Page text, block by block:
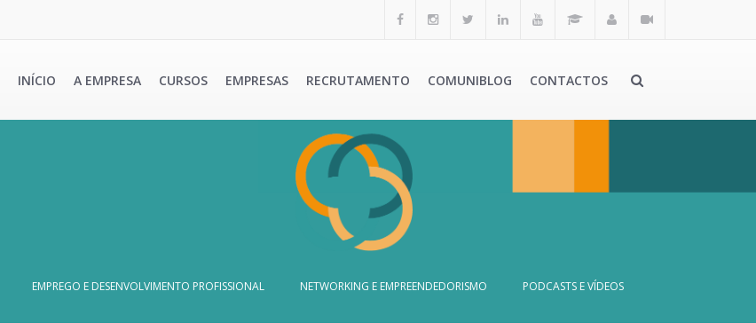
INÍCIO A EMPRESA CURSOS EMPRESAS RECRUTAMENTO COMUNIBLOG CONTACTOS
EMPREGO E DESENVOLVIMENTO PROFISSIONAL NETWORKING E EMPREENDEDORISMO PODCASTS E VÍDEOS